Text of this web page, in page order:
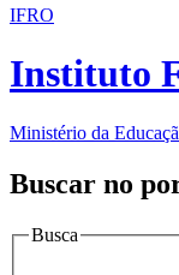
IFRO
Instituto
Ministério da
Buscar no
Busca